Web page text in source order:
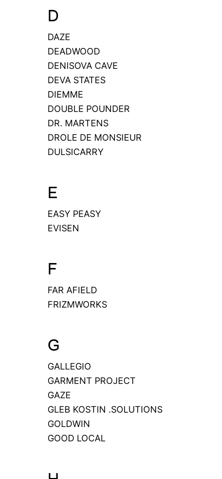
D
DAZE
DEADWOOD
DENISOVA CAVE
DEVA STATES
DIEMME
DOUBLE POUNDER
DR. MARTENS
DROLE DE MONSIEUR
DULSICARRY
E
EASY PEASY
EVISEN
F
FAR AFIELD
FRIZMWORKS
G
GALLEGIO
GARMENT PROJECT
GAZE
GLEB KOSTIN .SOLUTIONS
GOLDWIN
GOOD LOCAL